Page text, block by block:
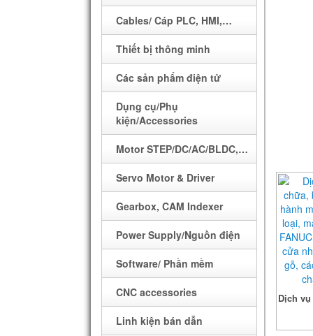
Điều khiển nhiệt độ
Sensor các loại
Dây đai răng
Buli răng
Nút bấm, đèn LED, Relay…
Đĩa encoder
Cables/ Cáp PLC, HMI,…
Thiết bị thông minh
Bộ chống trộm
Các sản phẩm điện tử
BỘ SẠC ACQUY
MÁY QUÉT MÃ VẠCH
HELICOPTER/ MÁY BAY
POWER SPEAKER
MÁY IN
INVERTER
MẠCH ĐIỆN TỬ
Dụng cụ/Phụ
kiện/Accessories
Motor STEP/DC/AC/BLDC,…
Servo Motor & Driver
Gearbox, CAM Indexer
Power Supply/Nguồn điện
Software/ Phần mềm
CNC accessories
BOARD MẠCH GIAO TIẾP
Linh kiện bán dẫn
Dịch